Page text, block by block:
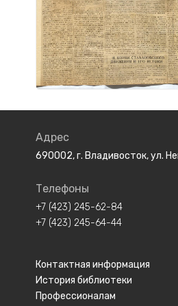
Адрес
690002, г. Владивосток, ул.
Телефоны
+7 (423) 245-62-84
+7 (423) 245-64-44
Контактная информация
История библиотеки
Профессионалам